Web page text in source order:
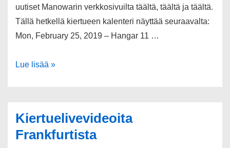
uutiset Manowarin verkkosivuilta täältä, täältä ja täältä.
Tällä hetkellä kiertueen kalenteri näyttää seuraavalta:
Mon, February 25, 2019 – Hangar 11 …
MANOWAR
Lue lisää »
Kiertuelivevideoita
Frankfurtista